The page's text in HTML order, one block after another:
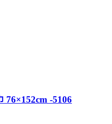
76×152cm -5106